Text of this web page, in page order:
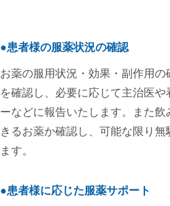
●患者様の服薬状況の確認
お薬の服用状況・効果・副作用
を確認し、必要に応じて主治医
ーなどに報告いたします。また
きるお薬か確認し、可能な限り
ます。
●患者様に応じた服薬サポート